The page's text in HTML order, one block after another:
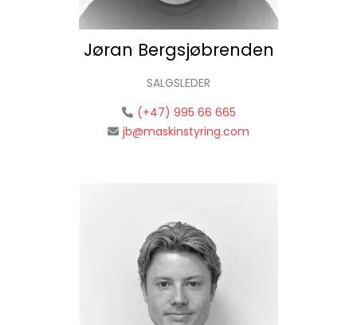
Jøran Bergsjøbrenden
SALGSLEDER
(+47) 995 66 665
jb@maskinstyring.com